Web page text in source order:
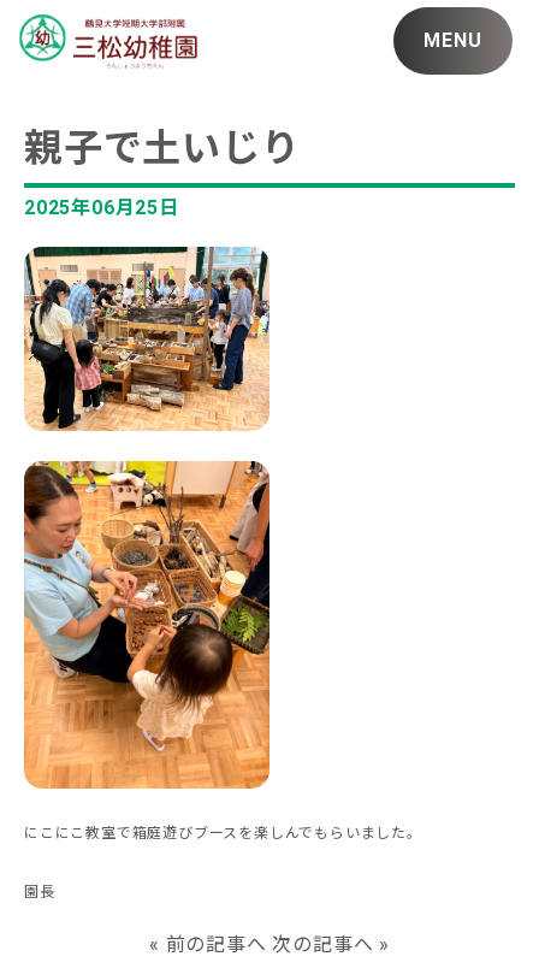
MENU
親子で土いじり
2025年06月25日
にこにこ教室で箱庭遊びブースを楽しんでもらいました。
園長
« 前の記事へ 次の記事へ »